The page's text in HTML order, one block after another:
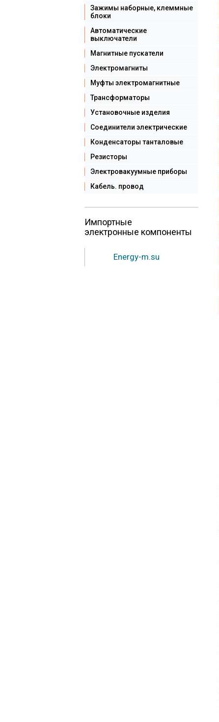
Зажимы наборные, клеммные
блоки
Автоматические
выключатели
Магнитные пускатели
Электромагниты
Муфты электромагнитные
Трансформаторы
Установочные изделия
Соединители электрические
Конденсаторы танталовые
Резисторы
Электровакуумные приборы
Кабель. провод
Импортные
электронные компоненты
Energy-m.su